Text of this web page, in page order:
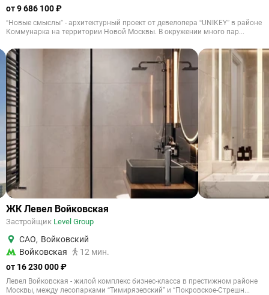
от 9 686 100 ₽
“Новые смыслы” - архитектурный проект от девелопера “UNIKEY” в районе
Коммунарка на территории Новой Москвы. В окружении много пар...
ЖК Левел Войковская
Застройщик Level Group
САО, Войковский
Войковская
12 мин.
от 16 230 000 ₽
Левел Войковская - жилой комплекс бизнес-класса в престижном районе
Москвы, между лесопарками “Тимирязевский” и “Покровское-Стрешн...